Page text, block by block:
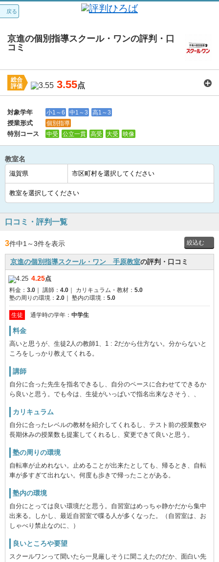
戻る
京進の個別指導スクール・ワンの評判・口
コミ
総合
評価
3.55点
講師：3.8 カリキュラム：3.8 周りの環境：3.9
対象学年
小1～6 中1～3 高1～3
授業形式 個別指導
特別コース 中受 公立一貫 高受 大受 映像
教室名
口コミ・評判一覧
3件中1 ～3件を表示
投稿者
通学時
の学年
京進の個別指導スクール・ワン 手原教室の評判・口コミ
4.25点
料金： 3.0 講師： 4.0 カリキュラム・教材： 5.0
塾の周りの環境： 2.0 塾内の環境： 5.0
生徒 通学時の学年： 中学生
料金
高いと思うが、生徒2人の教師1、1 : 2だから仕方ない。分からないと
ころをしっかり教えてくれる。
講師
自分に合った先生を指名できるし、自分のペースに合わせてできるか
ら良いと思う。でも今は、生徒がいっぱいで指名出来なさそう、、
カリキュラム
自分に合ったレベルの教材を紹介してくれるし、テスト前の授業数や
長期休みの授業数も提案してくれるし、変更できて良いと思う。
塾の周りの環境
自転車が止めれない。止めることが出来たとしても、帰るとき、自転
車が多すぎて出れない。何度も歩きで帰ったことがある。
塾内の環境
自分にとっては良い環境だと思う。自習室はめっちゃ静かだから集中
出来る。しかし、最近自習室で喋る人が多くなった。（自習室は、お
しゃべり禁止なのに、）
良いところや要望
スクールワンって聞いたら一見厳しそうに聞こえたのだか、面白い先